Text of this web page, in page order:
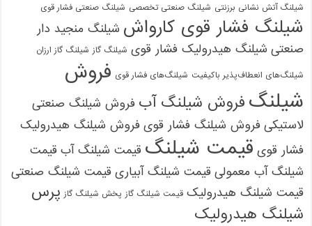
شیلنگ آتش نشانی برزنتی شیلنگ صنعتی تخصصی شیلنگ صنعتی فشار قوی
شیلنگ فشار قوی کارواش شیلنگ منجید دار
صنعتی شیلنگ هیدرولیک فشار قوی شیلنگ گاز شیلنگ گاز ارزان
شیلنگ‌های انعطاف‌پذیر باکیفیت شیلنگ‌های فشار قوی فروش
شیلنگ فروش شیلنگ آب فروش شیلنگ صنعتی
لاستیکی فروش شیلنگ فشار قوی فروش شیلنگ هیدرولیک
فشار قوی قیمت شیلنگ قیمت شیلنگ آب قیمت
شیلنگ آب معمولی قیمت شیلنگ آبیاری قیمت شیلنگ صنعتی
قیمت شیلنگ هیدرولیک قیمت شیلنگ گاز پخش شیلنگ گاز پرس
شیلنگ هیدرولیک